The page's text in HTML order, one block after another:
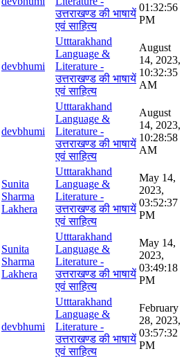
उत्तराखण्ड की भाषायें
एवं साहित्य
01:32:56
PM
devbhumi
Utttarakhand
Language &
Literature -
उत्तराखण्ड की भाषायें
एवं साहित्य
August
14, 2023,
10:32:35
AM
devbhumi
Utttarakhand
Language &
Literature -
उत्तराखण्ड की भाषायें
एवं साहित्य
August
14, 2023,
10:28:58
AM
Sunita
Sharma
Lakhera
Utttarakhand
Language &
Literature -
उत्तराखण्ड की भाषायें
एवं साहित्य
May 14,
2023,
03:52:37
PM
Sunita
Sharma
Lakhera
Utttarakhand
Language &
Literature -
उत्तराखण्ड की भाषायें
एवं साहित्य
May 14,
2023,
03:49:18
PM
devbhumi
Utttarakhand
Language &
Literature -
उत्तराखण्ड की भाषायें
एवं साहित्य
February
28, 2023,
03:57:32
PM